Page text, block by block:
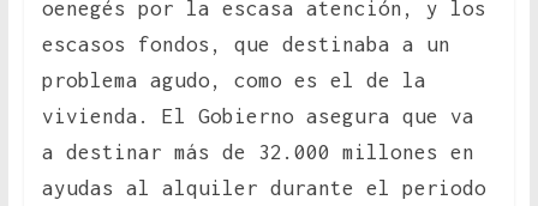
oenegés por la escasa atención, y los
escasos fondos, que destinaba a un
problema agudo, como es el de la
vivienda. El Gobierno asegura que va
a destinar más de 32.000 millones en
ayudas al alquiler durante el periodo